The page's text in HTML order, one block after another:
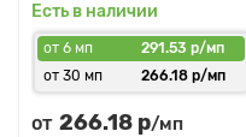
Есть в наличии
от 6 мп
291.53 р/мп
от 30 мп
266.18 р/мп
от 266.18 р/мп